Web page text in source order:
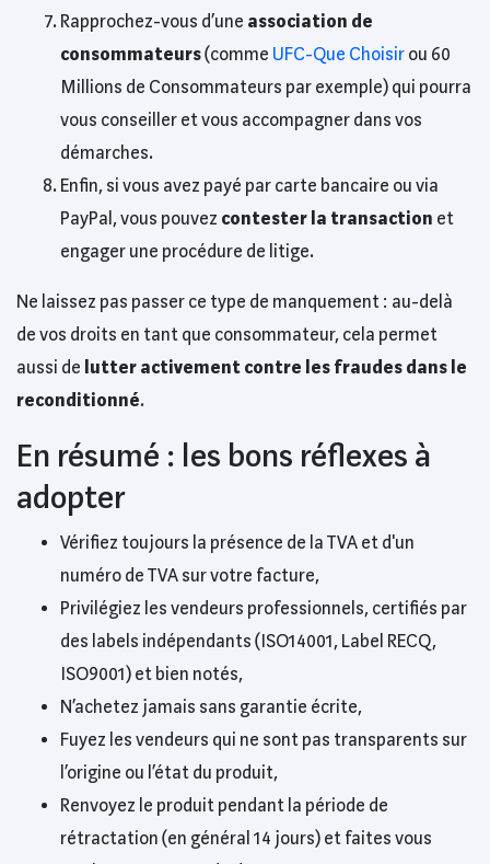
Rapprochez-vous d’une association de
consommateurs(comme UFC-Que Choisir ou 60
Millions de Consommateurs par exemple) qui pourra
vous conseiller et vous accompagner dans vos
démarches.
Enfin, si vous avez payé par carte bancaire ou via
PayPal, vous pouvez contester la transaction et
engager une procédure de litige.
Ne laissez pas passer ce type de manquement : au-delà
de vos droits en tant que consommateur, cela permet
aussi de lutter activement contre les fraudes dans le
reconditionné.
En résumé : les bons réflexes à
adopter
Vérifiez toujours la présence de la TVA et d'un
numéro de TVA sur votre facture,
Privilégiez les vendeurs professionnels, certifiés par
des labels indépendants (ISO14001, Label RECQ,
ISO9001) et bien notés,
N’achetez jamais sans garantie écrite,
Fuyez les vendeurs qui ne sont pas transparents sur
l’origine ou l’état du produit,
Renvoyez le produit pendant la période de
rétractation (en général 14 jours) et faites vous